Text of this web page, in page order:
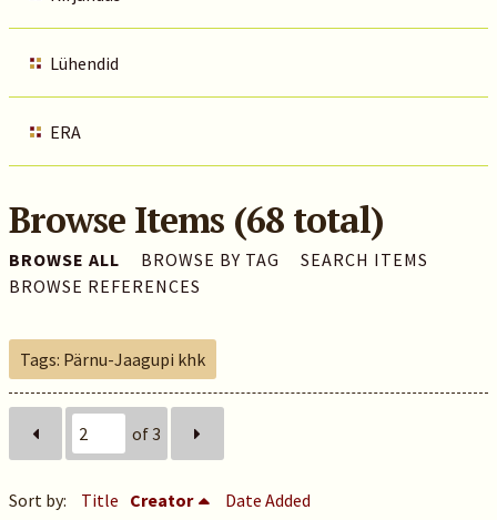
Lühendid
ERA
Browse Items (68 total)
BROWSE ALL BROWSE BY TAG
SEARCH ITEMS
BROWSE REFERENCES
Tags: Pärnu-Jaagupi khk
of 3
Sort by: Title Creator Date Added